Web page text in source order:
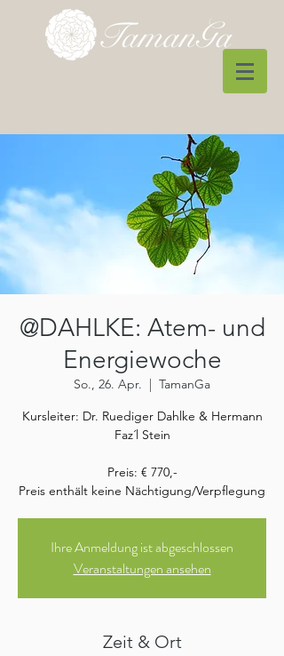
@DAHLKE: Atem- und
Energiewoche
So., 26. Apr.
  |
TamanGa
Kursleiter: Dr. Ruediger Dahlke & Hermann
Faz´l Stein
Preis: € 770,-
Preis enthält keine Nächtigung/Verpflegung
Ihre Anmeldung ist abgeschlossen
Veranstaltungen ansehen
Zeit & Ort